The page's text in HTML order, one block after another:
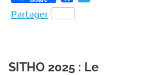
Partager
SITHO 2025 : Le